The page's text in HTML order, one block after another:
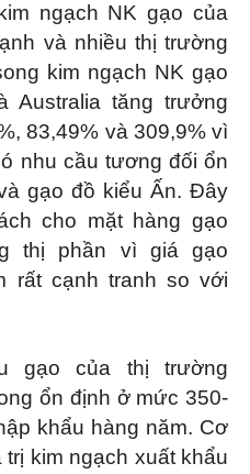
ngạch NK gạo của
và nhiều thị trường
kim ngạch NK gạo
Australia tăng trưởng
83,49% và 309,9% vì
nhu cầu tương đối ổn
gạo đồ kiểu Ấn. Đây
cho mặt hàng gạo
thị phần vì giá gạo
rất cạnh tranh so với
gạo của thị trường
ổn định ở mức 350-
khẩu hàng năm. Cơ
trị kim ngạch xuất khẩu